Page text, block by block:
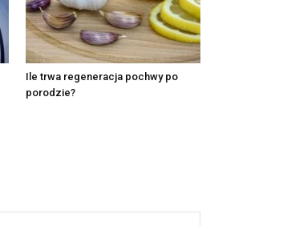
Ile trwa regeneracja pochwy po
porodzie?